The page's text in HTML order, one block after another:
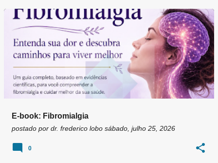
E-book: Fibromialgia
postado por dr. frederico lobo sábado, julho 25, 2026
0